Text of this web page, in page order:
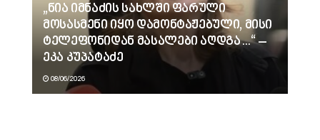
„ნია იმნაძის სახლში ფარული
მოსასმენი იყო დამონტაჟებული, მისი
ტელეფონიდან მასალები აღდგა…“ –
ეკა კუპატაძე
08/06/2026